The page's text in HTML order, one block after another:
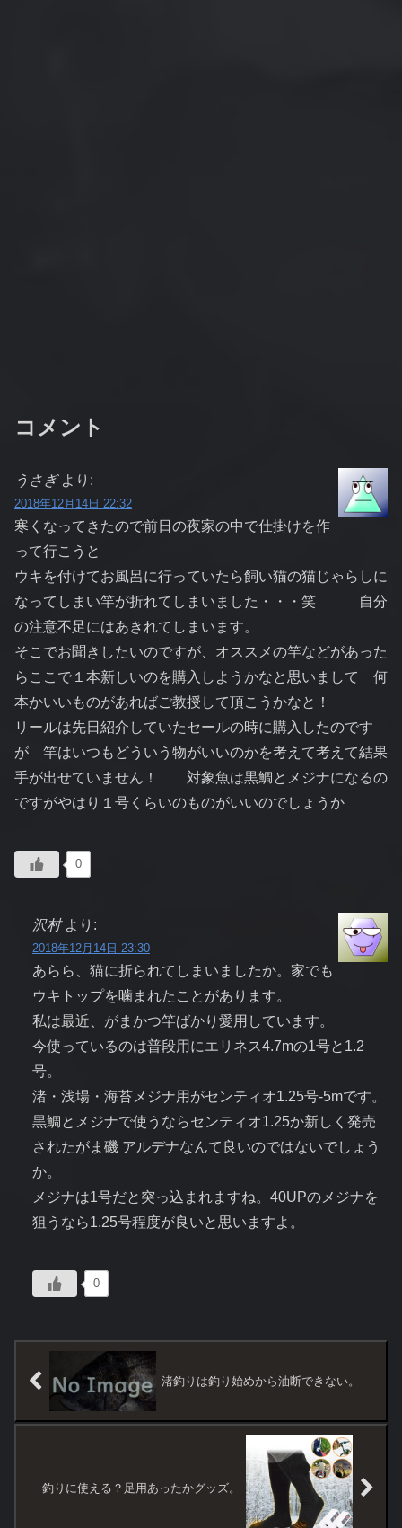
コメント
うさぎ より:
2018年12月14日 22:32
寒くなってきたので前日の夜家の中で仕掛けを作
って行こうと
ウキを付けてお風呂に行っていたら飼い猫の猫じゃらしに
なってしまい竿が折れてしまいました・・・笑 自分
の注意不足にはあきれてしまいます。
そこでお聞きしたいのですが、オススメの竿などがあった
らここで１本新しいのを購入しようかなと思いまして 何
本かいいものがあればご教授して頂こうかなと！
リールは先日紹介していたセールの時に購入したのです
が 竿はいつもどういう物がいいのかを考えて考えて結果
手が出せていません！ 対象魚は黒鯛とメジナになるの
ですがやはり１号くらいのものがいいのでしょうか
0
沢村 より:
2018年12月14日 23:30
あらら、猫に折られてしまいましたか。家でも
ウキトップを噛まれたことがあります。
私は最近、がまかつ竿ばかり愛用しています。
今使っているのは普段用にエリネス4.7mの1号と1.2
号。
渚・浅場・海苔メジナ用がセンティオ1.25号-5mです。
黒鯛とメジナで使うならセンティオ1.25か新しく発売
されたがま磯 アルデナなんて良いのではないでしょう
か。
メジナは1号だと突っ込まれますね。40UPのメジナを
狙うなら1.25号程度が良いと思いますよ。
0
渚釣りは釣り始めから油断できない。
釣りに使える？足用あったかグッズ。